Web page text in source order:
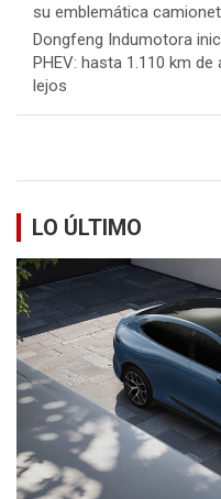
su emblemática
Dongfeng Indumotora
PHEV: hasta 1.110 km
lejos
LO ÚLTIMO